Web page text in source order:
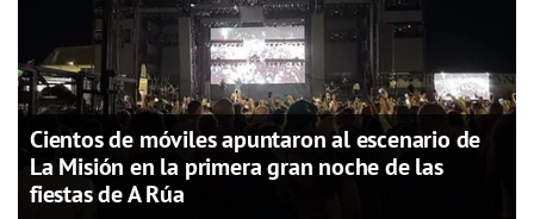
Cientos de móviles apuntaron al escenario de
La Misión en la primera gran noche de las
fiestas de A Rúa